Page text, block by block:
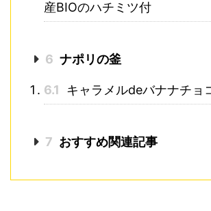
産BIOのハチミツ付
6 ナポリの釜
6.1 キャラメルdeバナナチョ
7 おすすめ関連記事